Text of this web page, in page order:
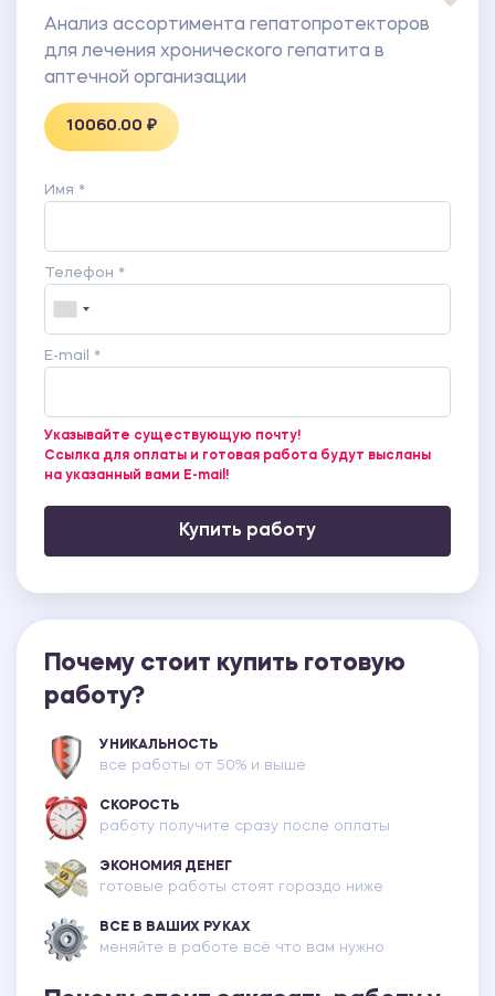
Анализ ассортимента гепатопротекторов
для лечения хронического гепатита в
аптечной организации
10060.00 ₽
Имя *
Телефон *
E-mail *
Указывайте существующую почту!
Ссылка для оплаты и готовая работа будут высланы
на указанный вами E-mail!
Купить работу
Почему стоит купить готовую
работу?
УНИКАЛЬНОСТЬ
все работы от 50% и выше
СКОРОСТЬ
работу получите сразу после оплаты
ЭКОНОМИЯ ДЕНЕГ
готовые работы стоят гораздо ниже
ВСЕ В ВАШИХ РУКАХ
меняйте в работе всё что вам нужно